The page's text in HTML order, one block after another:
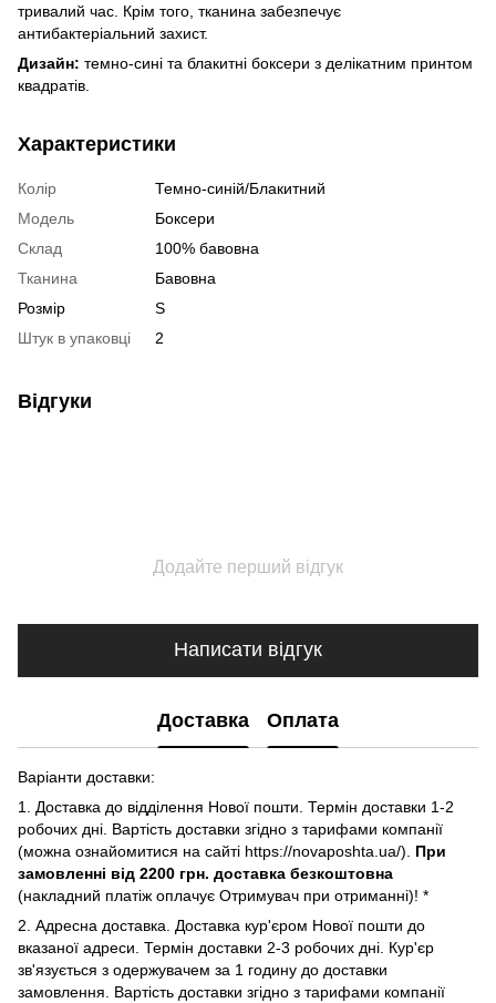
тривалий час. Крім того, тканина забезпечує
антибактеріальний захист.
Дизайн: темно-сині та блакитні боксери з делікатним принтом
квадратів.
Характеристики
Колір
Темно-синій/Блакитний
Модель
Боксери
Склад
100% бавовна
Тканина
Бавовна
Розмір
S
Штук в упаковці
2
Відгуки
Додайте перший відгук
Написати відгук
Доставка Оплата
Варіанти доставки:
1. Доставка до відділення Нової пошти. Термін доставки 1-2
робочих дні. Вартість доставки згідно з тарифами компанії
(можна ознайомитися на сайті https://novaposhta.ua/). При
замовленні від 2200 грн. доставка безкоштовна
(накладний платіж оплачує Отримувач при отриманні)! *
2. Адресна доставка. Доставка кур'єром Нової пошти до
вказаної адреси. Термін доставки 2-3 робочих дні. Кур'єр
зв'язується з одержувачем за 1 годину до доставки
замовлення. Вартість доставки згідно з тарифами компанії